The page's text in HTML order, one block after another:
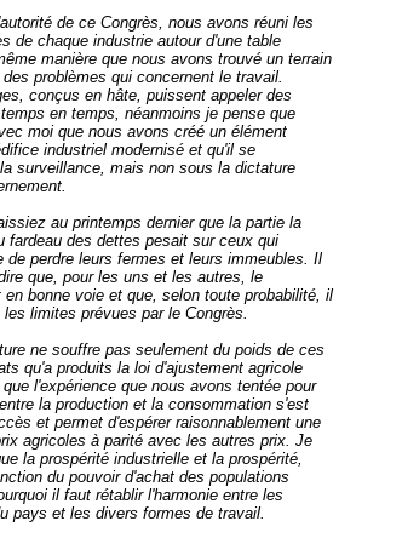
de ce Congrès, nous avons réuni les
de chaque industrie autour d'une table
manière que nous avons trouvé un terrain
problèmes qui concernent le travail.
conçus en hâte, puissent appeler des
en temps, néanmoins je pense que
moi que nous avons créé un élément
industriel modernisé et qu'il se
surveillance, mais non sous la dictature
au printemps dernier que la partie la
fardeau des dettes pesait sur ceux qui
de perdre leurs fermes et leurs immeubles. Il
que, pour les uns et les autres, le
bonne voie et que, selon toute probabilité, il
limites prévues par le Congrès.
ne souffre pas seulement du poids de ces
qu'a produits la loi d'ajustement agricole
l'expérience que nous avons tentée pour
la production et la consommation s'est
et permet d'espérer raisonnablement une
agricoles à parité avec les autres prix. Je
la prospérité industrielle et la prospérité,
du pouvoir d'achat des populations
il faut rétablir l'harmonie entre les
pays et les divers formes de travail.